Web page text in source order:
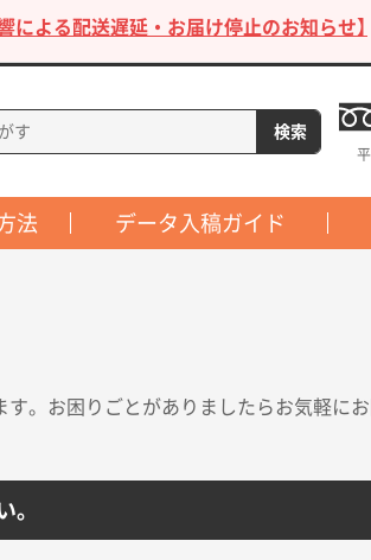
による配送遅延・お届け停止のお知らせ】
法 データ入稿ガイド
。お困りごとがありましたらお気軽に
。